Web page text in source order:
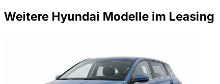
Weitere Hyundai Modelle im Leasing